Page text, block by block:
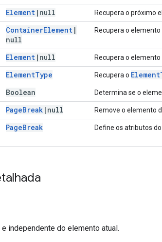
Element | null Recupera o próximo
ContainerElement |
null
Recupera o elemento
Element | null Recupera o
ElementType Recupera o Element
Boolean Determina se o
PageBreak | null Remove o elemento
PageBreak Define os atributos
independente do elemento atual.